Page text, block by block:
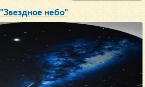
"Звездное небо"